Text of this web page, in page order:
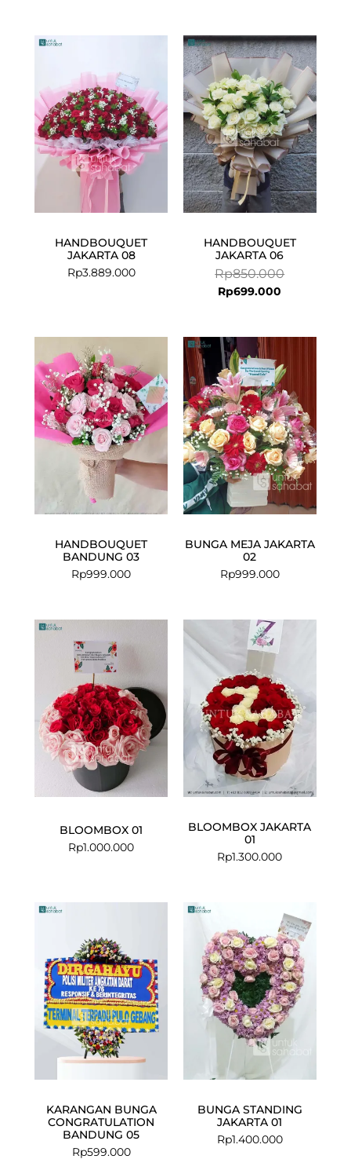
HANDBOUQUET
JAKARTA 08
Rp3.889.000
HANDBOUQUET
JAKARTA 06
Rp850.000
Original
price
was:
Rp850.000.
Rp699.000
Current
price
is:
Rp699.000.
HANDBOUQUET
BANDUNG 03
Rp999.000
BUNGA MEJA JAKARTA
02
Rp999.000
BLOOMBOX 01
Rp1.000.000
BLOOMBOX JAKARTA
01
Rp1.300.000
KARANGAN BUNGA
CONGRATULATION
BANDUNG 05
Rp599.000
BUNGA STANDING
JAKARTA 01
Rp1.400.000